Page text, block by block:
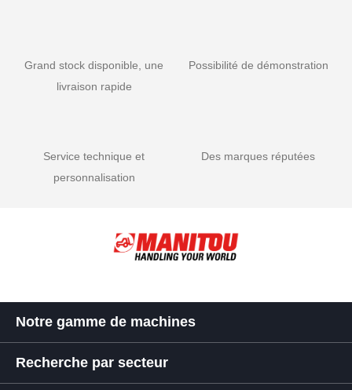
Grand stock disponible, une
livraison rapide
Possibilité de démonstration
Service technique et
personnalisation
Des marques réputées
Notre gamme de machines
Recherche par secteur